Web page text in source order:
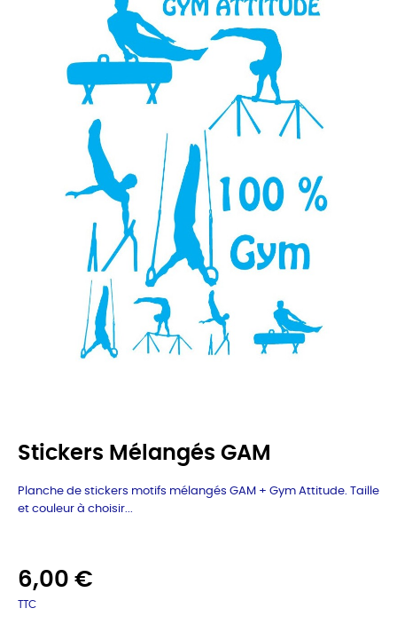
Stickers Mélangés GAM
Planche de stickers motifs mélangés GAM + Gym Attitude. Taille
et couleur à choisir...
6,00 €
TTC